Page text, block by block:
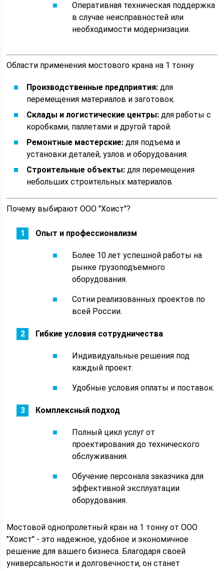
Оперативная техническая поддержка
в случае неисправностей или
необходимости модернизации.
Области применения мостового крана на 1 тонну
Производственные предприятия: для
перемещения материалов и заготовок.
Склады и логистические центры: для работы с
коробками, паллетами и другой тарой.
Ремонтные мастерские: для подъема и
установки деталей, узлов и оборудования.
Строительные объекты: для перемещения
небольших строительных материалов.
Почему выбирают ООО "Хоист"?
Опыт и профессионализм
Более 10 лет успешной работы на
рынке грузоподъемного
оборудования.
Сотни реализованных проектов по
всей России.
Гибкие условия сотрудничества
Индивидуальные решения под
каждый проект.
Удобные условия оплаты и поставок.
Комплексный подход
Полный цикл услуг от
проектирования до технического
обслуживания.
Обучение персонала заказчика для
эффективной эксплуатации
оборудования.
Мостовой однопролетный кран на 1 тонну от ООО
"Хоист" - это надежное, удобное и экономичное
решение для вашего бизнеса. Благодаря своей
универсальности и долговечности, он станет